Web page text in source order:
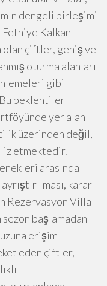
dengeli birleşimi
Kalkan
olan çiftler, geniş ve
oturma alanları
gibi
beklentiler
yer alan
üzerinden değil,
etmektedir.
arasında
karar
Rezervasyon Villa
başlamadan
erişim
eden çiftler,